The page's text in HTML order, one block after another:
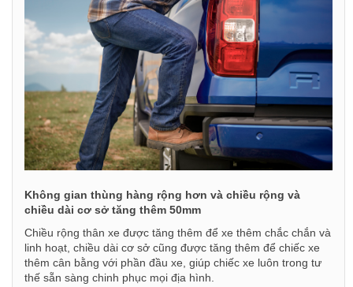
Không gian thùng hàng rộng hơn và chiều rộng và
chiều dài cơ sở tăng thêm 50mm
Chiều rộng thân xe được tăng thêm để xe thêm chắc chắn và
linh hoạt, chiều dài cơ sở cũng được tăng thêm để chiếc xe
thêm cân bằng với phần đầu xe, giúp chiếc xe luôn trong tư
thế sẵn sàng chinh phục mọi địa hình.